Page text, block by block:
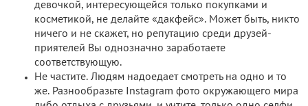
девочкой, интересующейся только покупками и
косметикой, не делайте «дакфейс». Может быть, никто
ничего и не скажет, но репутацию среди друзей-
приятелей Вы однозначно заработаете
соответствующую.
Не частите. Людям надоедает смотреть на одно и то
же. Разнообразьте Instagram фото окружающего мира